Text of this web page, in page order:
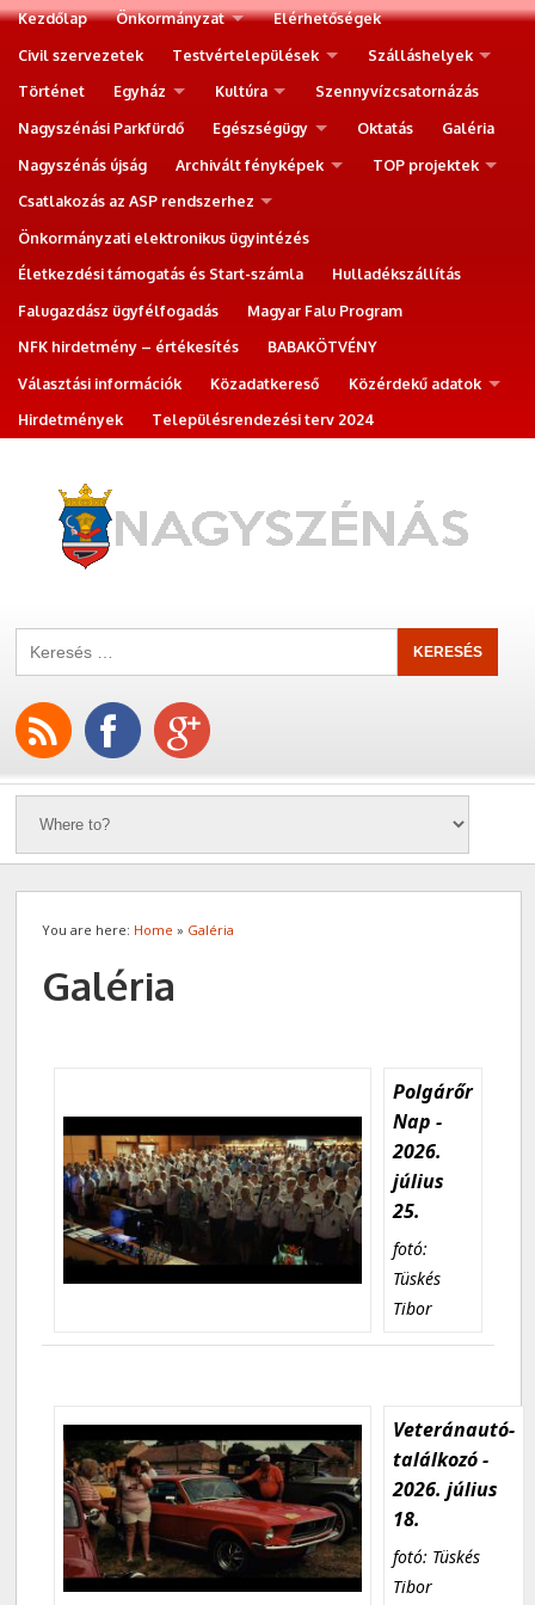
Kezdőlap Önkormányzat
Elérhetőségek
Civil szervezetek
Testvértelepülések
Szálláshelyek
Történet
Egyház Kultúra
Szennyvízcsatornázás
Nagyszénási Parkfürdő
Egészségügy Oktatás
Galéria
Nagyszénás újság
Archivált fényképek
TOP projektek
Csatlakozás az ASP rendszerhez
Önkormányzati elektronikus ügyintézés
Életkezdési támogatás és Start-számla
Hulladékszállítás
Falugazdász ügyfélfogadás
Magyar Falu Program
NFK hirdetmény – értékesítés
BABAKÖTVÉNY
Választási információk
Közadatkereső
Közérdekű adatok
Hirdetmények
Településrendezési terv 2024
You are here: Home » Galéria
Galéria
Polgárőr
Nap -
2026.
július
25.
fotó:
Tüskés
Tibor
Veteránautó-
találkozó -
2026. július
18.
fotó: Tüskés
Tibor